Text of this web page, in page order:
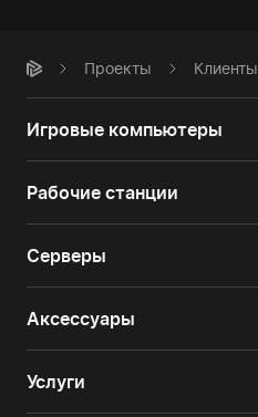
Проекты Клиенты
Игровые компьютеры
Рабочие станции
Серверы
Аксессуары
Услуги